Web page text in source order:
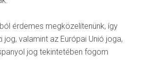
érdemes megközelítenünk, így
valamint az Európai Unió joga,
jog tekintetében fogom